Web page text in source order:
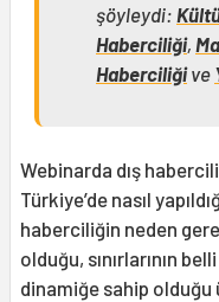
şöyleydi:
Haberciliği,
Haberciliğive
Webinarda dış
Türkiye’de nasıl
haberciliğin neden
olduğu, sınırlarının
dinamiğe sahip